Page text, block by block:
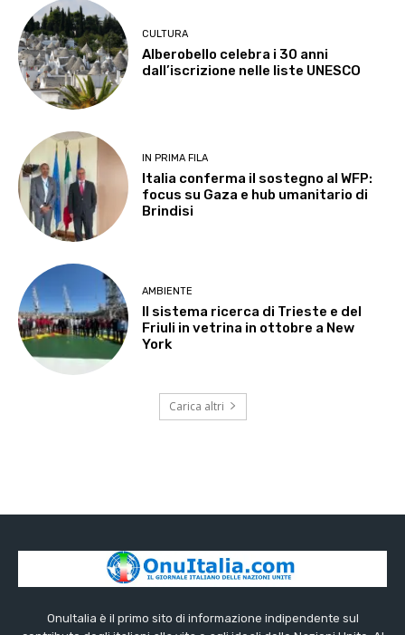
CULTURA
Alberobello celebra i 30 anni
dall’iscrizione nelle liste UNESCO
IN PRIMA FILA
Italia conferma il sostegno al WFP:
focus su Gaza e hub umanitario di
Brindisi
AMBIENTE
Il sistema ricerca di Trieste e del
Friuli in vetrina in ottobre a New
York
Carica altri
OnuItalia è il primo sito di informazione indipendente sul